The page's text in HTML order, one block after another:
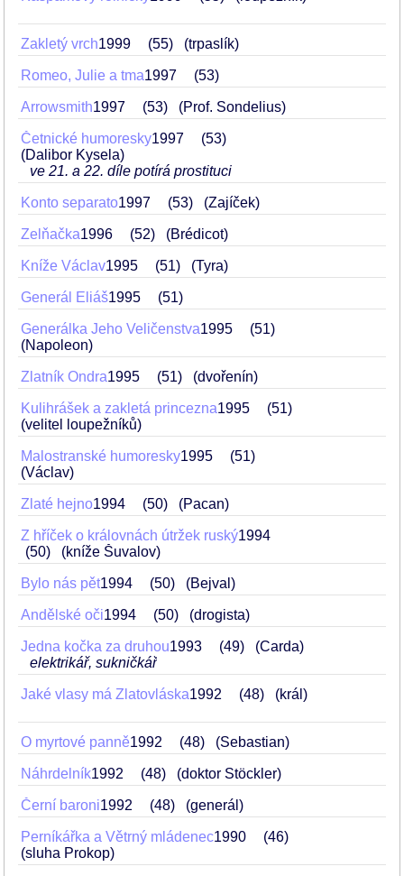
Zakletý vrch1999 55 (trpaslík)
Romeo, Julie a tma1997 53
Arrowsmith1997 53 (Prof. Sondelius)
Četnické humoresky1997
53
(Dalibor Kysela)
ve 21. a 22. díle potírá prostituci
Konto separato1997 53 (Zajíček)
Zelňačka1996 52 (Brédicot)
Kníže Václav1995 51 (Tyra)
Generál Eliáš1995 51
Generálka Jeho Veličenstva1995
51
(Napoleon)
Zlatník Ondra1995 51 (dvořenín)
Kulihrášek a zakletá princezna1995
51
(velitel loupežníků)
Malostranské humoresky1995
51
(Václav)
Zlaté hejno1994 50 (Pacan)
Z hříček o královnách útržek ruský1994
50
(kníže Šuvalov)
Bylo nás pět1994 50 (Bejval)
Andělské oči1994 50 (drogista)
Jedna kočka za druhou1993 49
(Carda)
elektrikář, sukničkář
Jaké vlasy má Zlatovláska1992 48 (král)
O myrtové panně1992 48 (Sebastian)
Náhrdelník1992 48 (doktor Stöckler)
Černí baroni1992 48 (generál)
Perníkářka a Větrný mládenec1990
46
(sluha Prokop)